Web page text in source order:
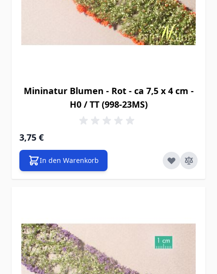
Mininatur Blumen - Rot - ca 7,5 x 4 cm -
H0 / TT (998-23MS)
3,75 €
In den Warenkorb